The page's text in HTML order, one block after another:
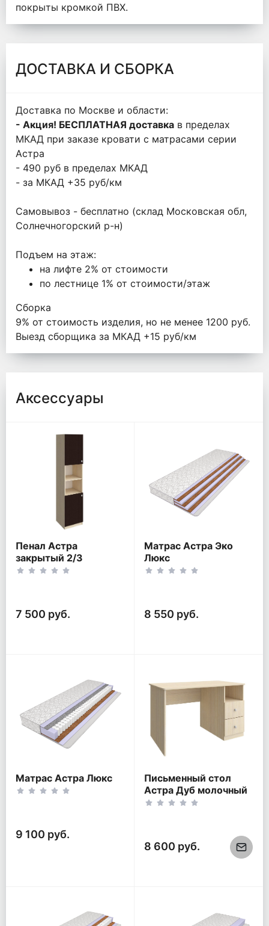
покрыты кромкой ПВХ.
ДОСТАВКА И СБОРКА
Доставка по Москве и области:
- Акция! БЕСПЛАТНАЯ доставка в пределах
МКАД при заказе кровати с матрасами серии
Астра
- 490 руб в пределах МКАД
- за МКАД +35 руб/км
Самовывоз - бесплатно (склад Московская обл,
Солнечногорский р-н)
Подъем на этаж:
на лифте 2% от стоимости
по лестнице 1% от стоимости/этаж
Сборка
9% от стоимость изделия, но не менее 1200 руб.
Выезд сборщика за МКАД +15 руб/км
Аксессуары
Пенал Астра
закрытый 2/3
7 500 руб.
Матрас Астра Эко
Люкс
8 550 руб.
Матрас Астра Люкс
9 100 руб.
Письменный стол
Астра Дуб молочный
8 600 руб.